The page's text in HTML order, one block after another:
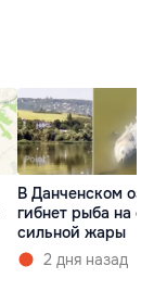
В Данченском
гибнет рыба на
сильной жары
2 дня назад